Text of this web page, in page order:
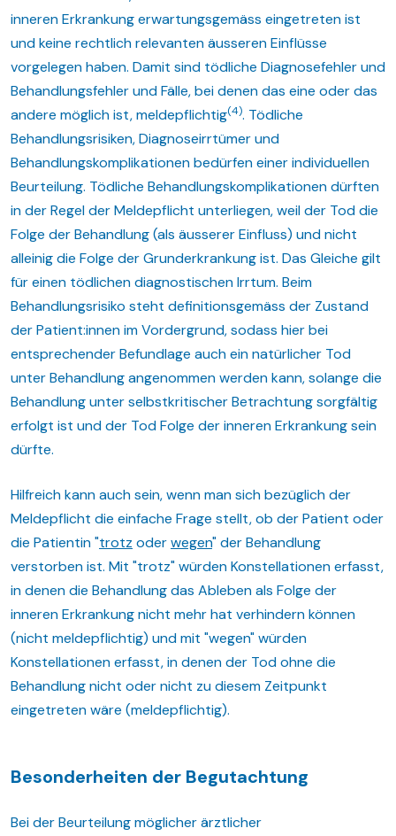
inneren Erkrankung erwartungsgemäss eingetreten ist
und keine rechtlich relevanten äusseren Einflüsse
vorgelegen haben. Damit sind tödliche Diagnosefehler und
Behandlungsfehler und Fälle, bei denen das eine oder das
andere möglich ist, meldepflichtig(4). Tödliche
Behandlungsrisiken, Diagnoseirrtümer und
Behandlungskomplikationen bedürfen einer individuellen
Beurteilung. Tödliche Behandlungskomplikationen dürften
in der Regel der Meldepflicht unterliegen, weil der Tod die
Folge der Behandlung (als äusserer Einfluss) und nicht
alleinig die Folge der Grunderkrankung ist. Das Gleiche gilt
für einen tödlichen diagnostischen Irrtum. Beim
Behandlungsrisiko steht definitionsgemäss der Zustand
der Patient:innen im Vordergrund, sodass hier bei
entsprechender Befundlage auch ein natürlicher Tod
unter Behandlung angenommen werden kann, solange die
Behandlung unter selbstkritischer Betrachtung sorgfältig
erfolgt ist und der Tod Folge der inneren Erkrankung sein
dürfte.
Hilfreich kann auch sein, wenn man sich bezüglich der
Meldepflicht die einfache Frage stellt, ob der Patient oder
die Patientin "trotz oderwegen" der Behandlung
verstorben ist. Mit "trotz" würden Konstellationen erfasst,
in denen die Behandlung das Ableben als Folge der
inneren Erkrankung nicht mehr hat verhindern können
(nicht meldepflichtig) und mit "wegen" würden
Konstellationen erfasst, in denen der Tod ohne die
Behandlung nicht oder nicht zu diesem Zeitpunkt
eingetreten wäre (meldepflichtig).
Besonderheiten der Begutachtung
Bei der Beurteilung möglicher ärztlicher